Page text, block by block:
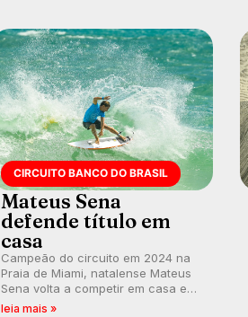
CIRCUITO BANCO DO BRASIL
Mateus Sena
defende título em
casa
Campeão do circuito em 2024 na
Praia de Miami, natalense Mateus
Sena volta a competir em casa em
busca de manter a hegemonia
leia mais »